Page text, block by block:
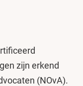
zijn erkend
(NOvA).